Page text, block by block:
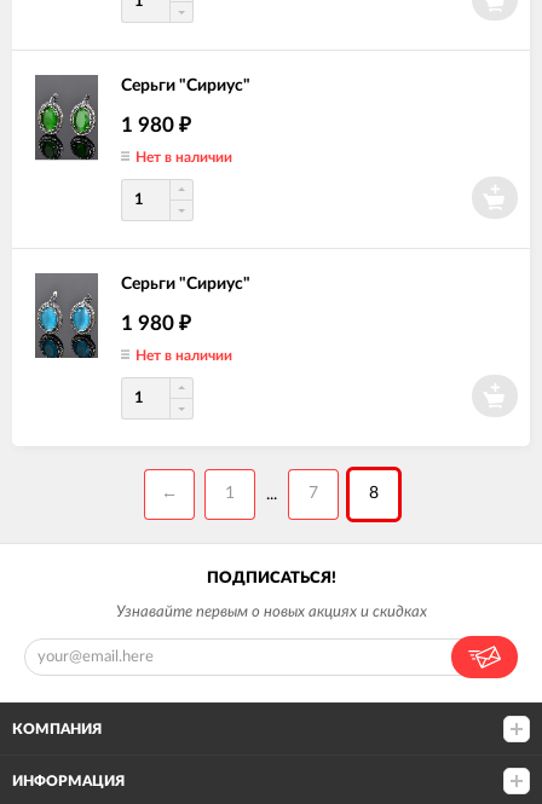
Серьги "Сириус"
1 980 ₽
Нет в наличии
Серьги "Сириус"
1 980 ₽
Нет в наличии
← 1 ... 7 8
ПОДПИСАТЬСЯ!
Узнавайте первым о новых акциях и скидках
КОМПАНИЯ
ИНФОРМАЦИЯ